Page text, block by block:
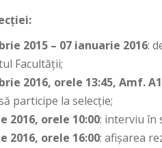
2015 – 07 ianuarie 2016:
Facultăţii;
2016, orele 13:45, Amf.
participe la selecţie;
2016, orele 10:00: interviu în
2016, orele 16:00: afişarea